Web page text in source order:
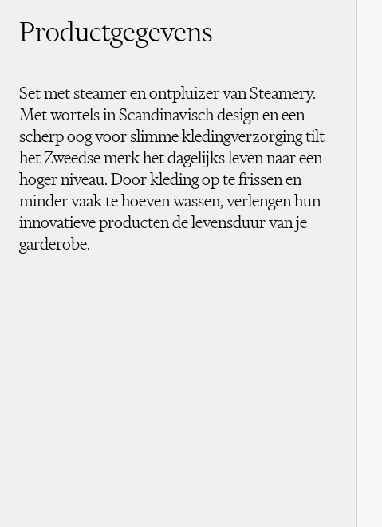
Productgegevens
Set met steamer en ontpluizer van Steamery.
Met wortels in Scandinavisch design en een
scherp oog voor slimme kledingverzorging tilt
het Zweedse merk het dagelijks leven naar een
hoger niveau. Door kleding op te frissen en
minder vaak te hoeven wassen, verlengen hun
innovatieve producten de levensduur van je
garderobe.